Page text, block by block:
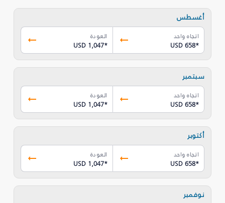
أغسطس
اتجاه واحد
USD 658*
العودة
USD 1,047*
سبتمبر
اتجاه واحد
USD 658*
العودة
USD 1,047*
أكتوبر
اتجاه واحد
USD 658*
العودة
USD 1,047*
نوفمبر